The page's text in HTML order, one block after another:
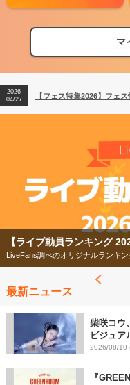
マ
【フェス特集2026】フェス
【ライブ動員ランキング】
2026
04/27
【フェス特集2026】フェ
2026
【ライブ動員ランキング
LiveFans調べのオリジナルランキン
最新ニュース
柴咲コウ
ビジュア
一部解禁
2026/08/10
『